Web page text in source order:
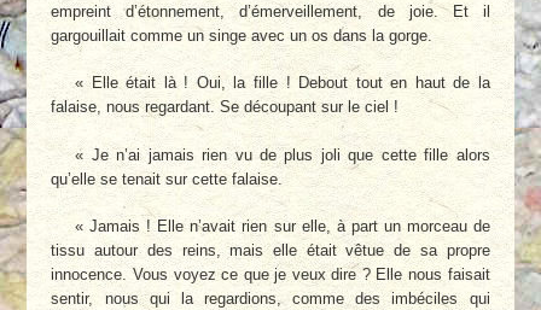
empreint d’étonnement, d’émerveillement, de joie. Et il
gargouillait comme un singe avec un os dans la gorge.
« Elle était là ! Oui, la fille ! Debout tout en haut de la
falaise, nous regardant. Se découpant sur le ciel !
« Je n’ai jamais rien vu de plus joli que cette fille alors
qu’elle se tenait sur cette falaise.
« Jamais ! Elle n’avait rien sur elle, à part un morceau de
tissu autour des reins, mais elle était vêtue de sa propre
innocence. Vous voyez ce que je veux dire ? Elle nous faisait
sentir, nous qui la regardions, comme des imbéciles qui